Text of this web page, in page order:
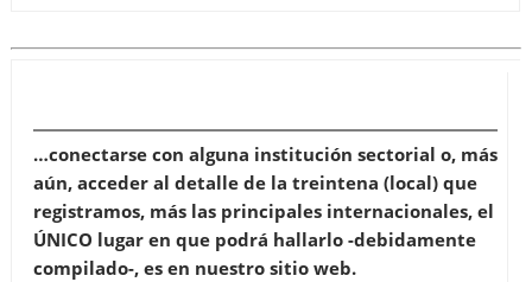
…conectarse con alguna institución sectorial o, más
aún, acceder al detalle de la treintena (local) que
registramos, más las principales internacionales, el
ÚNICO lugar en que podrá hallarlo -debidamente
compilado-, es en nuestro sitio web.